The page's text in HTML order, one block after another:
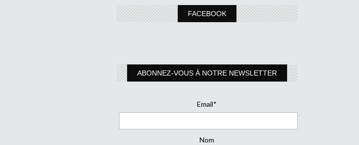
FACEBOOK
ABONNEZ-VOUS À NOTRE NEWSLETTER
Email*
Nom